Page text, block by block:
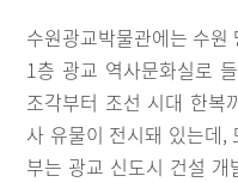
수원광교박물관에는 수
1층 광교 역사문화실로
조각부터 조선 시대 한복
사 유물이 전시돼 있는데,
부는 광교 신도시 건설